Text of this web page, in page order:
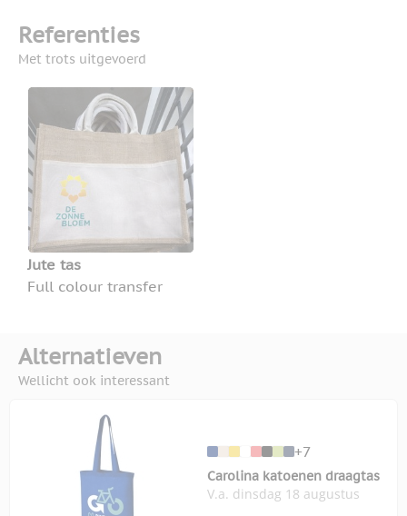
Referenties
Met trots uitgevoerd
Jute tas
Full colour transfer
Alternatieven
Wellicht ook interessant
+7
Carolina katoenen draagtas
V.a. dinsdag 18 augustus